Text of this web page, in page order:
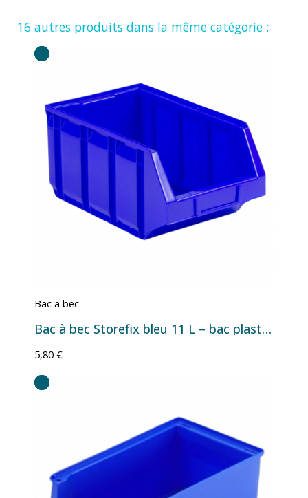
16 autres produits dans la même catégorie :
Bac a bec
Bac à bec Storefix bleu 11 L – bac plastique de rangement professionnel
5,80 €